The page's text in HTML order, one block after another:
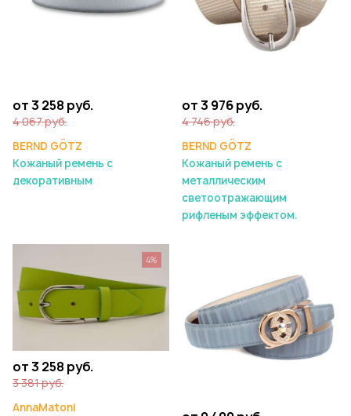
от 3 258 руб.
4 067 руб.
BERND GÖTZ
Кожаный ремень с
декоративным
от 3 976 руб.
4 746 руб.
BERND GÖTZ
Кожаный ремень с
металлическим
светоотражающим
рифленым эффектом.
от 3 258 руб.
3 381 руб.
AnnaMatoni
4%